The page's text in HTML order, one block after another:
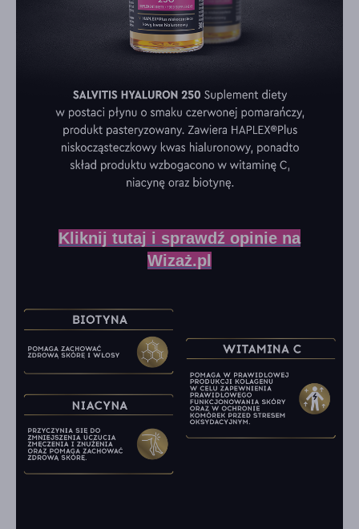
Kliknij tutaj i sprawdź opinie na
Wizaż.pl